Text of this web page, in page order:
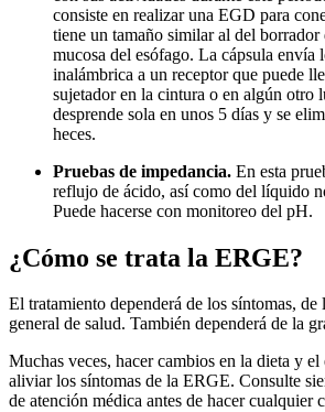
consiste en realizar una EGD para
tiene un tamaño similar al del borrador
mucosa del esófago. La cápsula envía
inalámbrica a un receptor que puede
sujetador en la cintura o en algún otro
desprende sola en unos 5 días y se
heces.
Pruebas de impedancia. En esta
reflujo de ácido, así como del líquido
Puede hacerse con monitoreo del pH.
¿Cómo se trata la ERGE?
El tratamiento dependerá de los síntomas, de
general de salud. También dependerá de la
Muchas veces, hacer cambios en la dieta y
aliviar los síntomas de la ERGE. Consulte
de atención médica antes de hacer cualquier